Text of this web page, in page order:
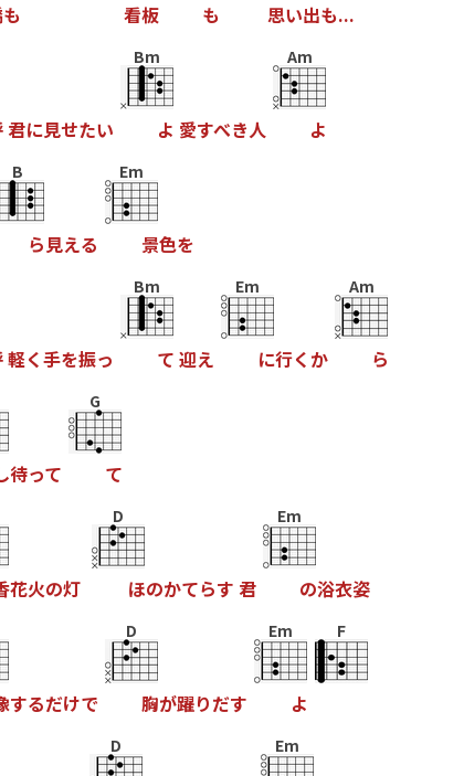
も 看板 も 思い出も...
君に見せたい
Bm
よ 愛すべき人
Am
よ
B
ら見える
Em
景色を
軽く手を振っ
Bm
て 迎え
Em
に行く か
Am
ら
待って
G
て
花火の灯
D
ほのかてらす 君
Em
の浴衣姿
するだけで
D
胸が躍りだす
Em
よ
F
D Em